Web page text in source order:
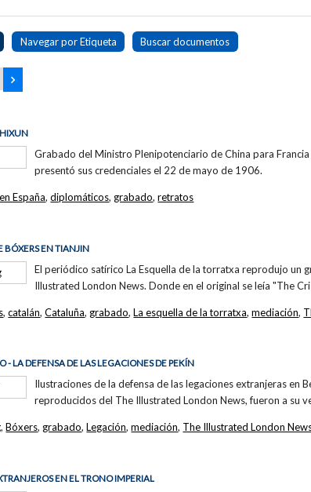
Navegar por Etiqueta Buscar documentos
Grabado del Ministro Plenipotenciario de China para
presentó sus credenciales el 22 de mayo de 1906.
España,diplomáticos, grabado,retratos
BÓXERS EN TIANJIN
El periódico satírico La Esquella de la torratxa reprodujo un
Illustrated London News. Donde en el original se leía "The
,catalán,Cataluña, grabado,La esquella de la torratxa,mediación,
- LA DEFENSA DE LAS LEGACIONES DE PEKÍN
Ilustraciones de la defensa de las legaciones extranjeras en
reproducidos del The Illustrated London News, fueron a su
,Bóxers, grabado,Legación,mediación, The Illustrated London
EN EL TRONO IMPERIAL